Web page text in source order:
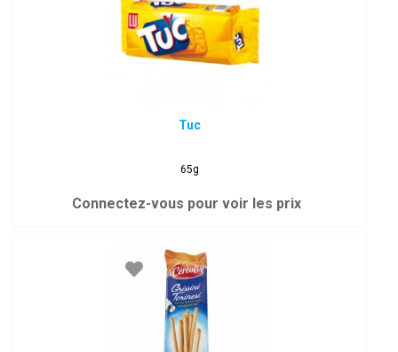
Tuc
65g
Connectez-vous pour voir les prix